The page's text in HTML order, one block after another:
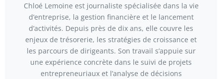
Chloé Lemoine est journaliste spécialisée dans la vie
d’entreprise, la gestion financière et le lancement
d’activités. Depuis près de dix ans, elle couvre les
enjeux de trésorerie, les stratégies de croissance et
les parcours de dirigeants. Son travail s’appuie sur
une expérience concrète dans le suivi de projets
entrepreneuriaux et l’analyse de décisions